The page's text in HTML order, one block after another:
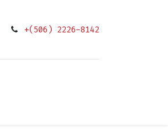
+(506) 2226-8142